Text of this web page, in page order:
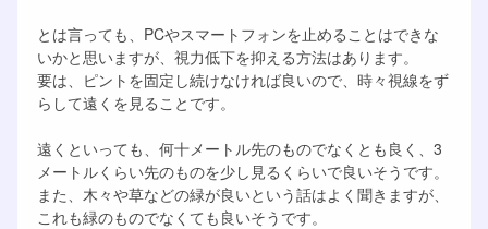
とは言っても、PCやスマートフォンを止めることはできな
いかと思いますが、視力低下を抑える方法はあります。
要は、ピントを固定し続けなければ良いので、時々視線をず
らして遠くを見ることです。
遠くといっても、何十メートル先のものでなくとも良く、3
メートルくらい先のものを少し見るくらいで良いそうです。
また、木々や草などの緑が良いという話はよく聞きますが、
これも緑のものでなくても良いそうです。